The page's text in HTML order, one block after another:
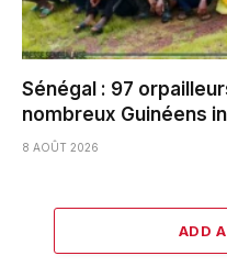
Sénégal : 97
nombreux Guinéens
8 AOÛT 2026
ADD